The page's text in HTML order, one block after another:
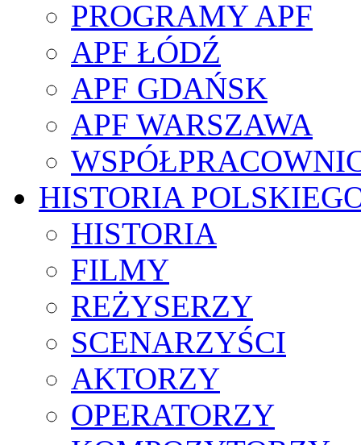
PROGRAMY APF
APF ŁÓDŹ
APF GDAŃSK
APF WARSZAWA
HISTORIA
HISTORIA
FILMY
REŻYSERZY
SCENARZYŚCI
AKTORZY
OPERATORZY